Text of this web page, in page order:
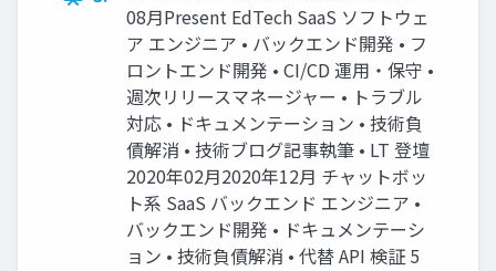
08月Present EdTech SaaS ソフトウェ
ア エンジニア • バックエンド開発 • フ
ロントエンド開発 • CI/CD 運用・保守 •
週次リリースマネージャー • トラブル
対応 • ドキュメンテーション • 技術負
債解消 • 技術ブログ記事執筆 • LT 登壇
2020年02月2020年12月 チャットボッ
ト系 SaaS バックエンド エンジニア •
バックエンド開発 • ドキュメンテーシ
ョン • 技術負債解消 • 代替 API 検証 5